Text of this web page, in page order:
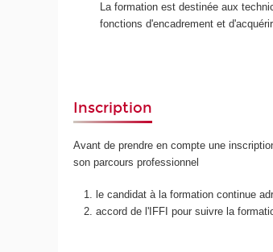
La formation est destinée aux
fonctions d'encadrement et
Inscription
Avant de prendre en compte une
son parcours professionnel
le candidat à la formation continue
accord de l'IFFI pour suivre la